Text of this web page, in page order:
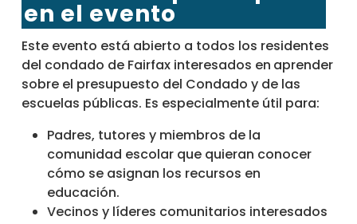
en el evento
Este evento está abierto a todos los residentes
del condado de Fairfax interesados en aprender
sobre el presupuesto del Condado y de las
escuelas públicas. Es especialmente útil para:
Padres, tutores y miembros de la
comunidad escolar que quieran conocer
cómo se asignan los recursos en
educación.
Vecinos y líderes comunitarios interesados